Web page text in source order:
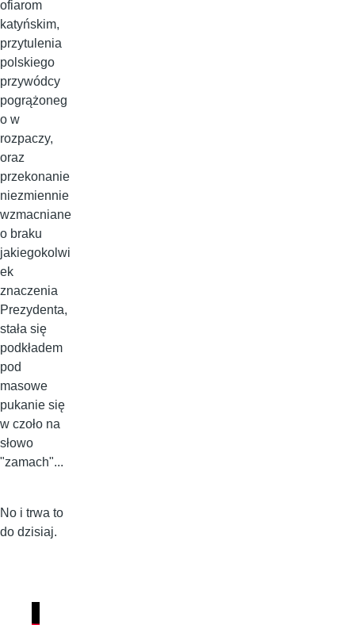
ofiarom
katyńskim,
przytulenia
polskiego
przywódcy
pogrążoneg
o w
rozpaczy,
oraz
przekonanie
niezmiennie
wzmacniane
o braku
jakiegokolwi
ek
znaczenia
Prezydenta,
stała się
podkładem
pod
masowe
pukanie się
w czoło na
słowo
"zamach"...
No i trwa to
do dzisiaj.